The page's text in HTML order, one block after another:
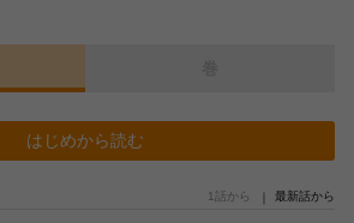
はじめから読む
1話から 最新話から